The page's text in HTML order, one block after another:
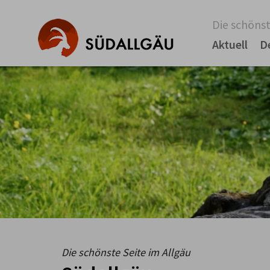
Die
Aktuell
Die schönste Seite im Allgäu